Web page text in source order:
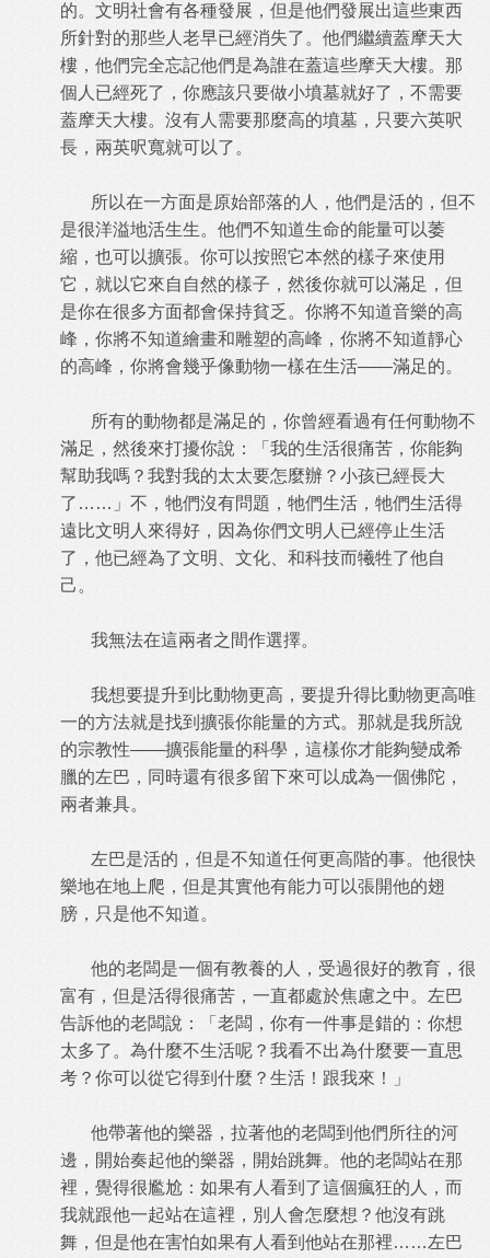
的。文明社會有各種發展，但是他們發展出這些東西
所針對的那些人老早已經消失了。他們繼續蓋摩天大
樓，他們完全忘記他們是為誰在蓋這些摩天大樓。那
個人已經死了，你應該只要做小墳墓就好了，不需要
蓋摩天大樓。沒有人需要那麼高的墳墓，只要六英呎
長，兩英呎寬就可以了。
所以在一方面是原始部落的人，他們是活的，但不
是很洋溢地活生生。他們不知道生命的能量可以萎
縮，也可以擴張。你可以按照它本然的樣子來使用
它，就以它來自自然的樣子，然後你就可以滿足，但
是你在很多方面都會保持貧乏。你將不知道音樂的高
峰，你將不知道繪畫和雕塑的高峰，你將不知道靜心
的高峰，你將會幾乎像動物一樣在生活——滿足的。
所有的動物都是滿足的，你曾經看過有任何動物不
滿足，然後來打擾你說：「我的生活很痛苦，你能夠
幫助我嗎？我對我的太太要怎麼辦？小孩已經長大
了……」不，牠們沒有問題，牠們生活，牠們生活得
遠比文明人來得好，因為你們文明人已經停止生活
了，他已經為了文明、文化、和科技而犧牲了他自
己。
我無法在這兩者之間作選擇。
我想要提升到比動物更高，要提升得比動物更高唯
一的方法就是找到擴張你能量的方式。那就是我所說
的宗教性——擴張能量的科學，這樣你才能夠變成希
臘的左巴，同時還有很多留下來可以成為一個佛陀，
兩者兼具。
左巴是活的，但是不知道任何更高階的事。他很快
樂地在地上爬，但是其實他有能力可以張開他的翅
膀，只是他不知道。
他的老闆是一個有教養的人，受過很好的教育，很
富有，但是活得很痛苦，一直都處於焦慮之中。左巴
告訴他的老闆說：「老闆，你有一件事是錯的：你想
太多了。為什麼不生活呢？我看不出為什麼要一直思
考？你可以從它得到什麼？生活！跟我來！」
他帶著他的樂器，拉著他的老闆到他們所往的河
邊，開始奏起他的樂器，開始跳舞。他的老闆站在那
裡，覺得很尷尬：如果有人看到了這個瘋狂的人，而
我就跟他一起站在這裡，別人會怎麼想？他沒有跳
舞，但是他在害怕如果有人看到他站在那裡……左巴